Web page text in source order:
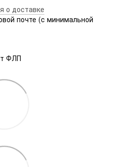
о доставке
почте (с минимальной
ФЛП